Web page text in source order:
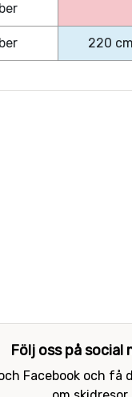
220 cm
Följ oss på social
Facebook och få